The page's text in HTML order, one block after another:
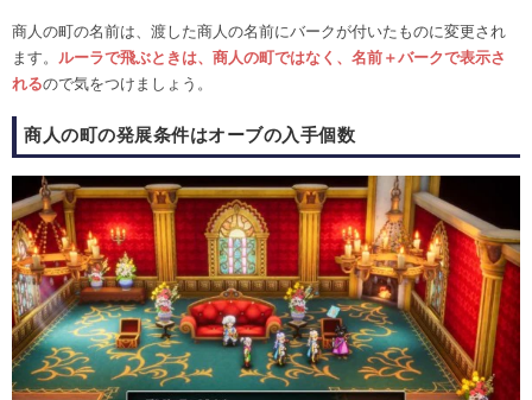
商人の町の名前は、渡した商人の名前にバークが付いたものに変更され
ます。 ルーラで飛ぶときは、商人の町ではなく、名前＋バークで表示さ
れるので気をつけましょう。
商人の町の発展条件はオーブの入手個数